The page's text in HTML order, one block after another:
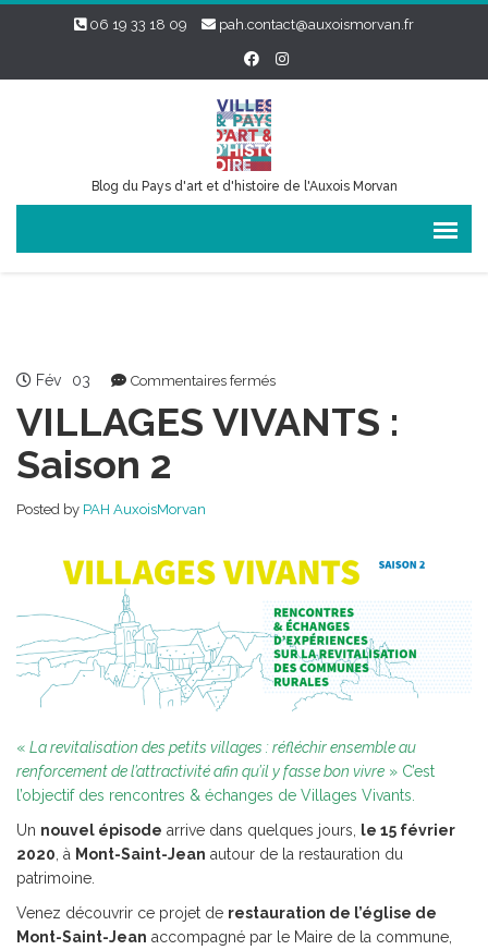
06 19 33 18 09 pah.contact@auxoismorvan.fr
Blog du Pays d'art et d'histoire de l'Auxois Morvan
Fév 03 Commentaires ferméssur
VIVANTS
VILLAGES VIVANTS :
Saison 2
Posted by PAH AuxoisMorvan
« La revitalisation des petits villages : réfléchir ensemble au
renforcement de l’attractivité afin qu’il y fasse bon vivre » C’est
l’objectif des rencontres & échanges de Villages Vivants.
Un nouvel épisode arrive dans quelques jours,
le 15 février
2020 , à Mont-Saint-Jean autour de la restauration du
patrimoine.
Venez découvrir ce projet de restauration de l’église de
Mont-Saint-Jean accompagné par le Maire de la commune,